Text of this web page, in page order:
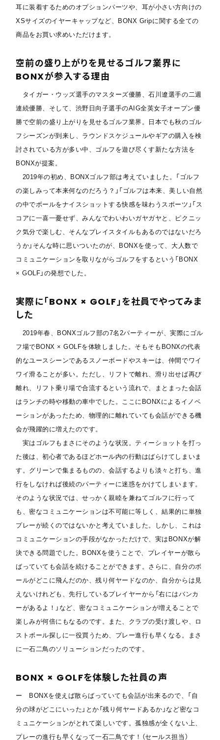
耳に装着するためのオプションパーツや、耳が小さい方向けの
XSサイズのイヤーキャップなど、BONX Gripに関する全ての
商品をお買い求めいただけます。
空前の盛り上がりを見せるゴルフ業界に
BONXが参入する理由
タイガー・ウッズ選手のマスターズ優勝、石川遼選手の二週
連続優勝、そして、渋野日向子選手のAIG全英女子オープン優
勝で空前の盛り上がりを見せるゴルフ業界。日本でも秋のゴル
フシーズンが到来し、ラウンドスケジュールやギアの購入を検
討されている方が多い中、ゴルフを遊び尽くす新たな方法を
BONXが提案。
2019年の初め、BONXゴルフ部は考えていました。「ゴルフ
の楽しみって本来何なのだろう？」「ゴルフは本来、美しい自然
の中でボールをナイスショットする快感を味わうスポーツ」「ス
コアに一喜一憂せず、みんなでわいわいガヤガヤと、ピクニッ
ク気分で楽しむ、そんなプレイスタイルもあるのではないだろ
うか」そんな時に思いついたのが、BONXを使って、大人数で
コミュニケーションを取りながらゴルフをするという「BONX
× GOLF」の発想でした。
実際に「BONX × GOLF」を社員でやってみま
した
2019年春、BONXゴルフ部の7名2パーティーが、実際にゴル
フ場でBONX × GOLFを体験しました。そもそもBONXの代表
的なユースシーンであるスノーボードやスキーは、仲間でワイ
ワイ滑ることが多い。ただし、リフトで離れ、滑り出せば再び
離れ、リフト乗り場で合流するという流れで、まとまった会話
はランチの時や移動の車中でした。ここにBONXによるイノベ
ーションがあったため、物理的に離れていても会話ができる機
会が飛躍的に増えたのです。
実はゴルフもまさにそのような状況。ティーショットを打っ
た後は、初心者であるほどホール内の行動はばらけてしまいま
す。グリーンで集まるものの、会話するよりも淡々と打ち、進
行をしなければ後続のパーティーに迷惑をかけてしまいます。
そのような状況では、せっかく親睦を兼ねてゴルフに行って
も、密なコミュニケーションは不可能に等しく、結果的に単独
プレーが続くのではないかと考えていました。しかし、これは
コミュニケーションの手段がなかっただけで、実はBONXが解
決できる問題でした。BONXを使うことで、プレイヤーが散ら
ばっていても会話を続けることができます。さらに、自分のボ
ールがどこに飛んだのか、残り何ヤードなのか、自分からは見
えないけれども、先行しているプレイヤーから「右にはバンカ
ーがあるよ！」など、密なコミュニケーションが増えることで
楽しみが何倍にもなるのです。また、クラブの受け渡しや、ロ
ストボール探しに一役買うため、プレー進行も早くなる。まさ
に一石二鳥のソリューションだったのです。
BONX × GOLFを体験した社員の声
ー BONXを使えば散らばっていても会話が出来るので、「自
分の球がどこにいった」とか「残り何ヤードあるか」など密なコ
ミュニケーションがとれて楽しいです。孤独感が全くない上、
プレーの進行も早くなって一石二鳥です！（セールス担当）